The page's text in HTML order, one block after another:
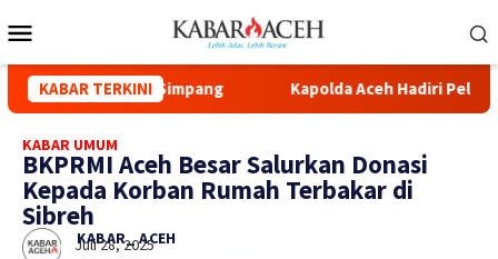
KABAR TERKINI
Kuala Simpang Kapolda Aceh Hadiri
KABAR UMUM
BKPRMI Aceh Besar Salurkan Donasi
Kepada Korban Rumah Terbakar di
Sibreh
KABAR_ ACEH
Juli 28, 2025